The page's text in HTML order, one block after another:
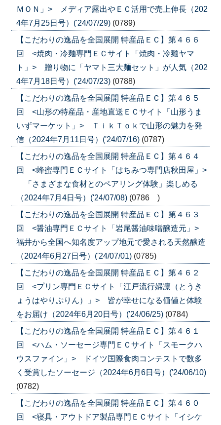
ＭＯＮ」> メディア露出やＥＣ活用で売上伸長（202
4年7月25日号）('24/07/29) (0789)
【こだわりの逸品を全国展開 特産品ＥＣ】第４６６
回 <焼肉・冷麺専門ＥＣサイト「焼肉・冷麺ヤマ
ト」> 贈り物に「ヤマト三大麺セット」が人気（202
4年7月18日号）('24/07/23) (0788)
【こだわりの逸品を全国展開 特産品ＥＣ】第４６５
回 <山形の特産品・産地直送ＥＣサイト「山形うま
いずマーケット」> ＴｉｋＴｏｋで山形の魅力を発
信（2024年7月11日号）('24/07/16) (0787)
【こだわりの逸品を全国展開 特産品ＥＣ】第４６４
回 <蜂蜜専門ＥＣサイト「はちみつ専門店秋田屋」>
「さまざまな食材とのペアリング体験」楽しめる
（2024年7月4日号）('24/07/08) (0786 )
【こだわりの逸品を全国展開 特産品ＥＣ】第４６３
回 <醤油専門ＥＣサイト「岩尾醤油味噌醸造元」>
福井から全国へ知名度アップ地元で愛される天然醸造
（2024年6月27日号）('24/07/01) (0785)
【こだわりの逸品を全国展開 特産品ＥＣ】第４６２
回 <プリン専門ＥＣサイト「江戸流行婦凛（とうき
ょうはやりぷりん）」> 皆が幸せになる価値と体験
をお届け（2024年6月20日号）('24/06/25) (0784)
【こだわりの逸品を全国展開 特産品ＥＣ】第４６１
回 <ハム・ソーセージ専門ＥＣサイト「スモークハ
ウスファイン」> ドイツ国際食肉コンテストで数多
く受賞したソーセージ（2024年6月6日号）('24/06/10)
(0782)
【こだわりの逸品を全国展開 特産品ＥＣ】第４６０
回 <寝具・アウトドア製品専門ＥＣサイト「イシケ